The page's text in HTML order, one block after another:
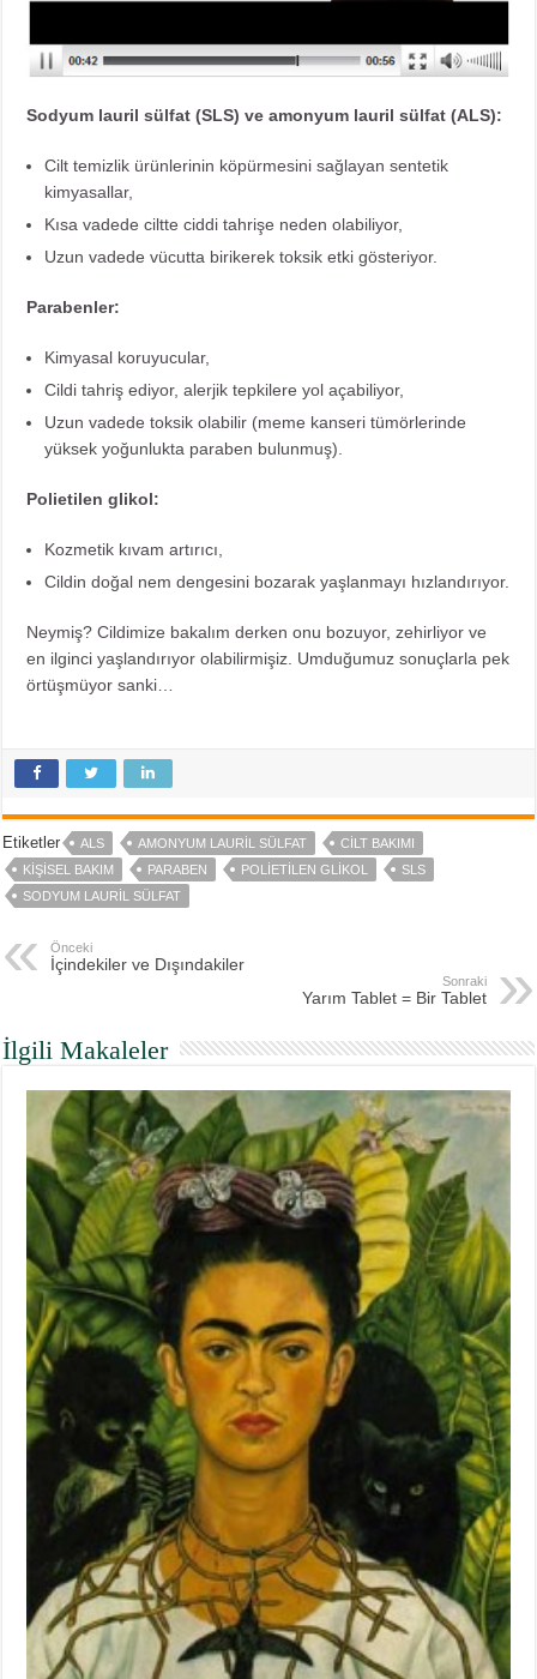
Sodyum lauril sülfat (SLS) ve amonyum lauril sülfat (ALS):
Cilt temizlik ürünlerinin köpürmesini sağlayan sentetik
kimyasallar,
Kısa vadede ciltte ciddi tahrişe neden olabiliyor,
Uzun vadede vücutta birikerek toksik etki gösteriyor.
Parabenler:
Kimyasal koruyucular,
Cildi tahriş ediyor, alerjik tepkilere yol açabiliyor,
Uzun vadede toksik olabilir (meme kanseri tümörlerinde
yüksek yoğunlukta paraben bulunmuş).
Polietilen glikol:
Kozmetik kıvam artırıcı,
Cildin doğal nem dengesini bozarak yaşlanmayı hızlandırıyor.
Neymiş? Cildimize bakalım derken onu bozuyor, zehirliyor ve
en ilginci yaşlandırıyor olabilirmişiz. Umduğumuz sonuçlarla pek
örtüşmüyor sanki…
Etiketler ALS AMONYUM LAURIL SÜLFAT
CILT BAKIMI
KIŞISEL BAKIM
PARABEN POLIETILEN GLIKOL
SLS
SODYUM LAURIL SÜLFAT
Önceki
İçindekiler ve Dışındakiler
Sonraki
Yarım Tablet = Bir Tablet
İlgili Makaleler